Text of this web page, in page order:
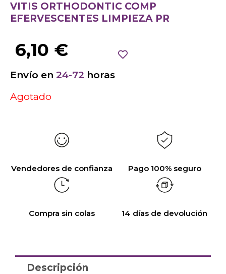
VITIS ORTHODONTIC COMP
EFERVESCENTES LIMPIEZA PR
6,10 €
Envío en 24-72 horas
Agotado
Vendedores de confianza Pago 100% seguro
Compra sin colas 14 días de devolución
Descripción